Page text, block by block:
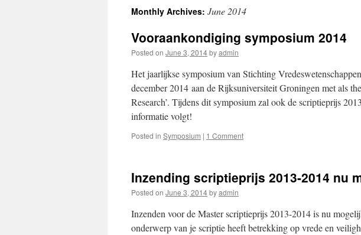
Monthly Archives: June 2014
Vooraankondiging symposium 2014
Posted on June 3, 2014byadmin
Het jaarlijkse symposium van Stichting
december 2014 aan de Rijksuniversiteit Groningen met als
Research’. Tijdens dit symposium zal ook de scriptieprijs
informatie volgt!
Posted in Symposium | 1 Comment
Inzending scriptieprijs 2013-2014 nu
Posted on June 3, 2014byadmin
Inzenden voor de Master scriptieprijs 2013-2014 is nu
onderwerp van je scriptie heeft betrekking op vrede en